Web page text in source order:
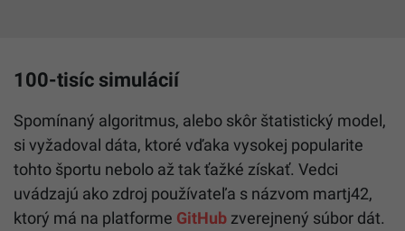
100-tisíc simulácií
Spomínaný algoritmus, alebo skôr štatistický model,
si vyžadoval dáta, ktoré vďaka vysokej popularite
tohto športu nebolo až tak ťažké získať. Vedci
uvádzajú ako zdroj používateľa s názvom martj42,
ktorý má na platforme GitHub zverejnený súbor dát.